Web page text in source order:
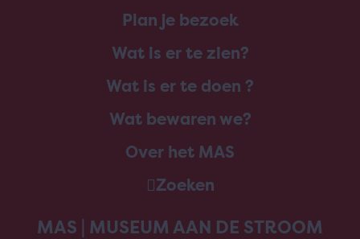
Plan je bezoek
Wat is er te zien?
Wat is er te doen ?
Wat bewaren we?
Over het MAS
Zoeken
MAS | MUSEUM AAN DE STROOM